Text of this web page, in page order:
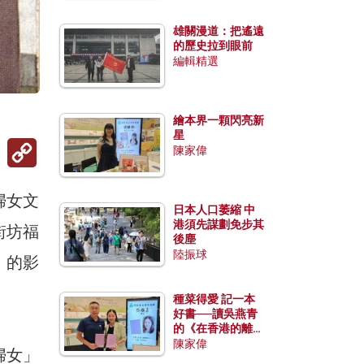
Copy
女文
坊福
的影
」
雄關漫道：把遙遠
的歷史拉到眼前
編輯精選
繪本界一顆閃亮新
星
陳家偉
日本人口萎縮 中
港須先謀劃免步其
後塵
陸振球
種菜得愛 記一本
好書──讀吳燕青
的《在香港的離島
種菜》
陳家偉